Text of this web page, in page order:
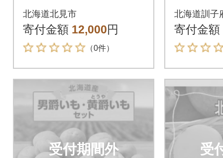
北海道北見市
寄付金額 12,000円
（0件）
北海道訓子
寄付金額
受付期間外 受